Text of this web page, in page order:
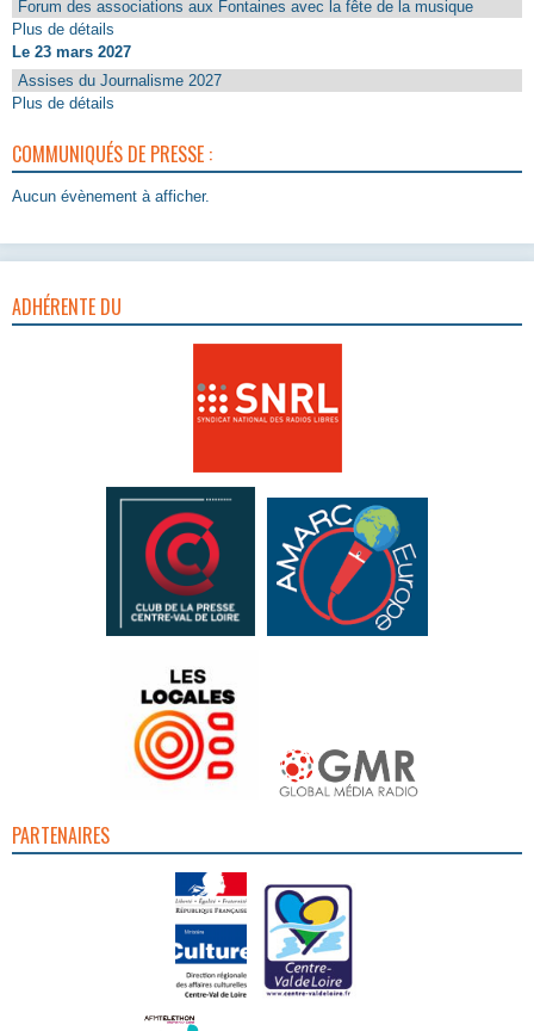
Forum des associations aux Fontaines avec la fête de la musique
Plus de détails
Le 23 mars 2027
Assises du Journalisme 2027
Plus de détails
COMMUNIQUÉS DE PRESSE :
Aucun évènement à afficher.
ADHÉRENTE DU
PARTENAIRES